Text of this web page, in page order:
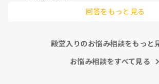
回答をもっと見る
殿堂入りのお悩み相談をもっと
お悩み相談をすべて見る